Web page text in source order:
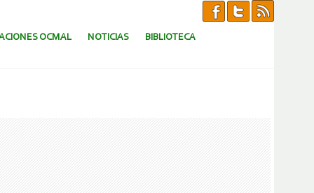
OCMAL NOTICIAS BIBLIOTECA